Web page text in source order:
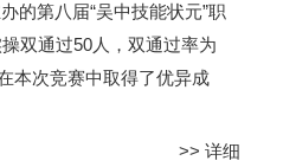
的第八届“吴中技能状元”职
双通过50人，双通过率为
本次竞赛中取得了优异成
>> 详细